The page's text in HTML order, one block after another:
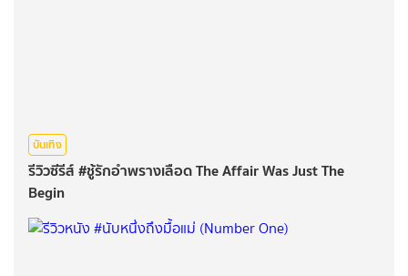
บันเทิง
รีวิวซีรีส์ #ชู้รักอำพรางเลือด The Affair Was Just The
Begin